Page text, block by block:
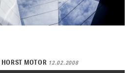
MOTOR 12.02.2008